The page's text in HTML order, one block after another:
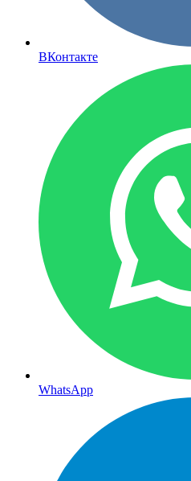
ВКонтакте
WhatsApp